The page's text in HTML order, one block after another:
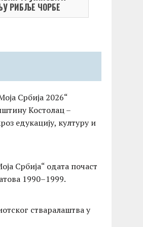
РИБЉЕ ЧОРБЕ
Србија 2026“
Костолац –
едукацију, културу и
Србија“ одата почаст
1990–1999.
стваралаштва у